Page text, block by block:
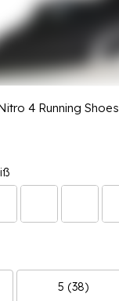
4 Running Shoes
5 (38)